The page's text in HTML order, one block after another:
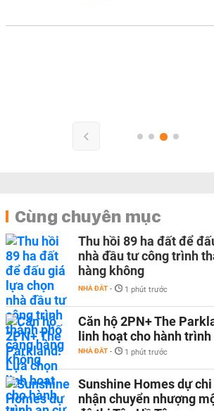
Cùng chuyên mục
Thu hồi 89 ha đất để
nhà đầu tư công trình
hàng không
NHÀ ĐẤT - 1 phút trước
Căn hộ 2PN+ The
linh hoạt cho hành trình
NHÀ ĐẤT - 1 phút trước
Sunshine Homes dự
nhận chuyển nhượng